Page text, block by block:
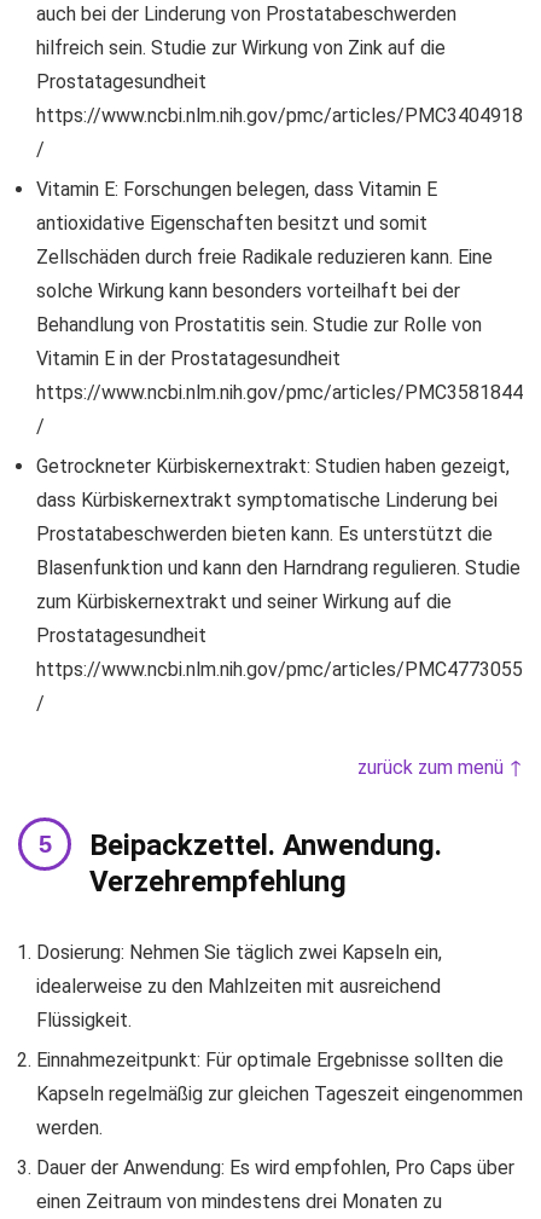
auch bei der Linderung von Prostatabeschwerden
hilfreich sein. Studie zur Wirkung von Zink auf die
Prostatagesundheit
https://www.ncbi.nlm.nih.gov/pmc/articles/PMC3404918
/
Vitamin E: Forschungen belegen, dass Vitamin E
antioxidative Eigenschaften besitzt und somit
Zellschäden durch freie Radikale reduzieren kann. Eine
solche Wirkung kann besonders vorteilhaft bei der
Behandlung von Prostatitis sein. Studie zur Rolle von
Vitamin E in der Prostatagesundheit
https://www.ncbi.nlm.nih.gov/pmc/articles/PMC3581844
/
Getrockneter Kürbiskernextrakt: Studien haben gezeigt,
dass Kürbiskernextrakt symptomatische Linderung bei
Prostatabeschwerden bieten kann. Es unterstützt die
Blasenfunktion und kann den Harndrang regulieren. Studie
zum Kürbiskernextrakt und seiner Wirkung auf die
Prostatagesundheit
https://www.ncbi.nlm.nih.gov/pmc/articles/PMC4773055
/
zurück zum menü ↑
Beipackzettel. Anwendung.
Verzehrempfehlung
Dosierung: Nehmen Sie täglich zwei Kapseln ein,
idealerweise zu den Mahlzeiten mit ausreichend
Flüssigkeit.
Einnahmezeitpunkt: Für optimale Ergebnisse sollten die
Kapseln regelmäßig zur gleichen Tageszeit eingenommen
werden.
Dauer der Anwendung: Es wird empfohlen, Pro Caps über
einen Zeitraum von mindestens drei Monaten zu